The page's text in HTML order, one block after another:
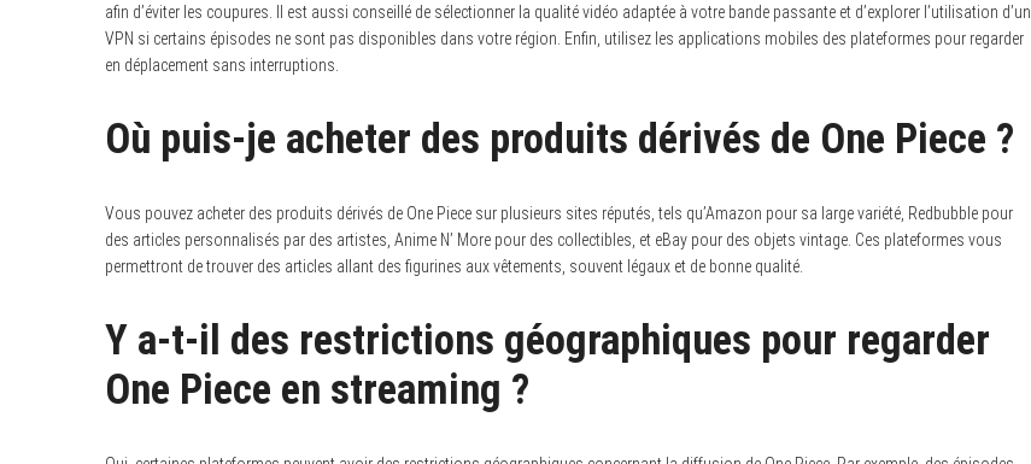
afin d’éviter les coupures. Il est aussi conseillé de sélectionner la qualité vidéo adaptée à votre bande passante et d’explorer l’utilisation d’un
VPN si certains épisodes ne sont pas disponibles dans votre région. Enfin, utilisez les applications mobiles des plateformes pour regarder
en déplacement sans interruptions.
Où puis-je acheter des produits dérivés de One Piece ?
Vous pouvez acheter des produits dérivés de One Piece sur plusieurs sites réputés, tels qu’Amazon pour sa large variété, Redbubble pour
des articles personnalisés par des artistes, Anime N’ More pour des collectibles, et eBay pour des objets vintage. Ces plateformes vous
permettront de trouver des articles allant des figurines aux vêtements, souvent légaux et de bonne qualité.
Y a-t-il des restrictions géographiques pour regarder
One Piece en streaming ?